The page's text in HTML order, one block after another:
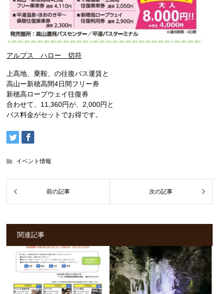
アルプス ハロー 切符
上高地、乗鞍、の往復バス運賃と
高山ー新穂高間4日間フリー券
新穂高ロープウェイ往復券
合わせて、11,360円が、2,000円と
バス料金がセットでお得です。
イベント情報
関連記事